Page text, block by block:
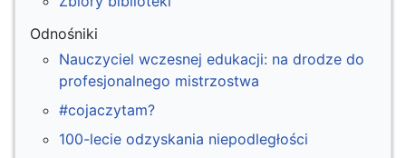
Odnośniki
Nauczyciel wczesnej edukacji: na drodze do
profesjonalnego mistrzostwa
#cojaczytam?
100-lecie odzyskania niepodległości